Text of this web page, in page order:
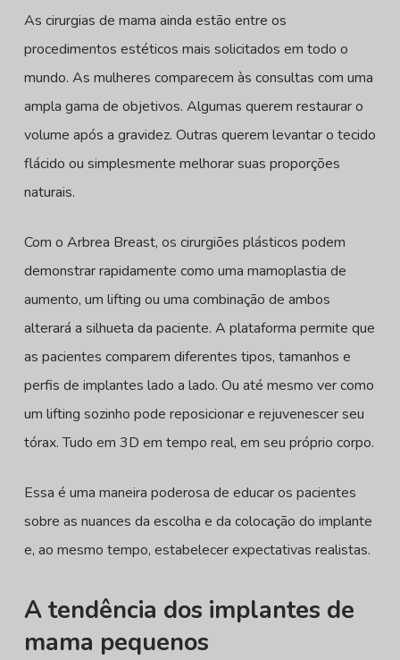
As cirurgias de mama ainda estão entre os
procedimentos estéticos mais solicitados em todo o
mundo. As mulheres comparecem às consultas com uma
ampla gama de objetivos. Algumas querem restaurar o
volume após a gravidez. Outras querem levantar o tecido
flácido ou simplesmente melhorar suas proporções
naturais.
Com o Arbrea Breast, os cirurgiões plásticos podem
demonstrar rapidamente como uma mamoplastia de
aumento, um lifting ou uma combinação de ambos
alterará a silhueta da paciente. A plataforma permite que
as pacientes comparem diferentes tipos, tamanhos e
perfis de implantes lado a lado. Ou até mesmo ver como
um lifting sozinho pode reposicionar e rejuvenescer seu
tórax. Tudo em 3D em tempo real, em seu próprio corpo.
Essa é uma maneira poderosa de educar os pacientes
sobre as nuances da escolha e da colocação do implante
e, ao mesmo tempo, estabelecer expectativas realistas.
A tendência dos implantes de
mama pequenos